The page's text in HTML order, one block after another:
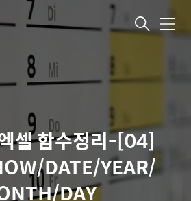
메
뉴
셀 함수정리-[04]
DATE/YEAR/
DAY